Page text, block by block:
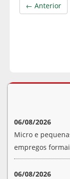
← Anterior
06/08/2026
Micro e
empregos
06/08/2026